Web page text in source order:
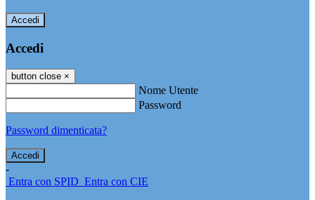
Accedi
Accedi
button close ×
Nome Utente
Password
Password dimenticata?
-
Entra con SPID Entra con CIE